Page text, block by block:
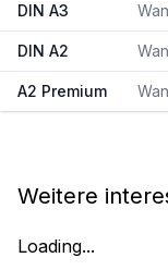
DIN A3
DIN A2
A2 Premium
Weitere
Loading...